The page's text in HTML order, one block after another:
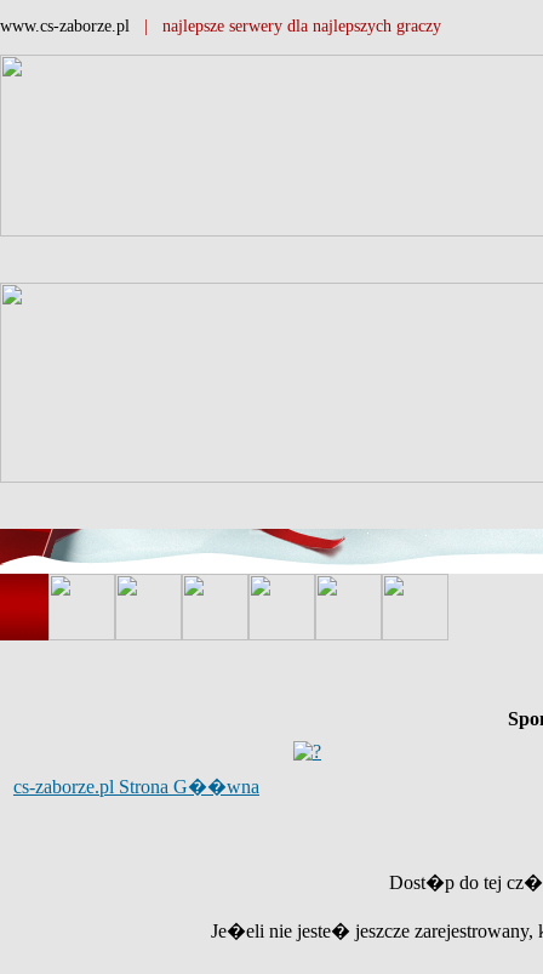
www.cs-zaborze.pl | najlepsze serwery dla najlepszych graczy
cs-zaborze.pl Strona G��wna
Dost�p do tej
Je�eli nie jeste� jeszcze